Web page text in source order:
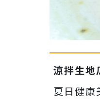
涼拌生地
夏日健